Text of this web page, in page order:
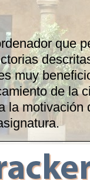
que
muy
de la
la motivación